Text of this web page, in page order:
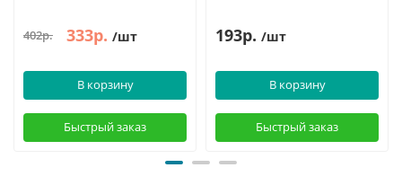
402р. 333р. /шт
В корзину
Быстрый заказ
193р. /шт
В корзину
Быстрый заказ